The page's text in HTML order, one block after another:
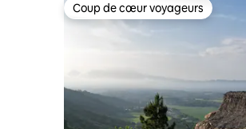
Coup de cœur voyageurs
Coup de cœur voyageurs